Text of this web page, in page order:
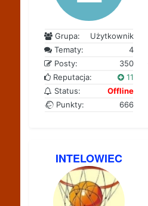
Grupa:
Użytkownik
Tematy:
4
Posty:
350
Reputacja:
11
Status:
Offline
Punkty:
666
INTELOWIEC